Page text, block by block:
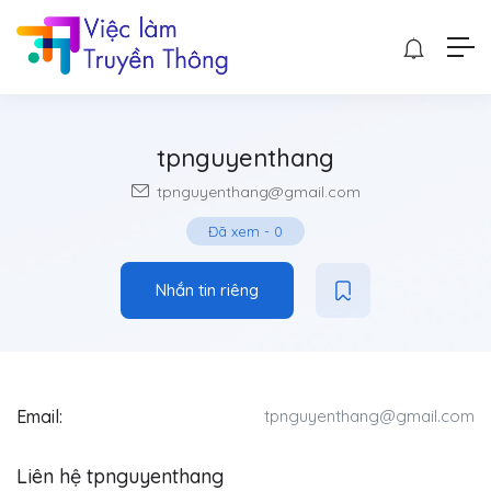
tpnguyenthang
tpnguyenthang@gmail.com
Đã xem - 0
Nhắn tin riêng
Email: tpnguyenthang@gmail.com
Liên hệ tpnguyenthang